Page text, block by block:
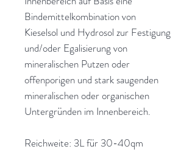
Bindemittelkombination von
Kieselsol und Hydrosol zur Festigung
und/oder Egalisierung von
mineralischen Putzen oder
offenporigen und stark saugenden
mineralischen oder organischen
Untergründen im Innenbereich.
Reichweite: 3L für 30-40qm